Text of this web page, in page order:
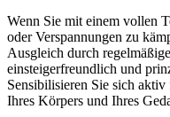
Wenn Sie mit einem vollen
oder Verspannungen zu
Ausgleich durch
einsteigerfreundlich und
Sensibilisieren Sie sich
Ihres Körpers und Ihres